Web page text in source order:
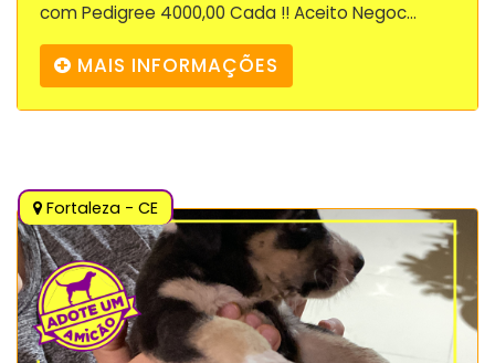
com Pedigree 4000,00 Cada !! Aceito Negoc...
MAIS INFORMAÇÕES
Fortaleza - CE